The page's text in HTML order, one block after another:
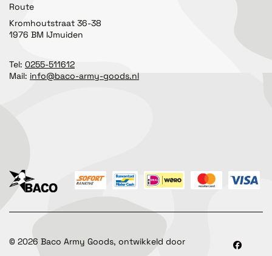
Route
Kromhoutstraat 36-38
1976 BM IJmuiden
Tel: 0255-511612
Mail: info@baco-army-goods.nl
© 2026 Baco Army Goods, ontwikkeld door